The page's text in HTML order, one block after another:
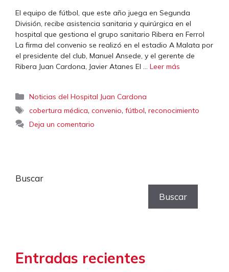
El equipo de fútbol, que este año juega en Segunda
División, recibe asistencia sanitaria y quirúrgica en el
hospital que gestiona el grupo sanitario Ribera en Ferrol
La firma del convenio se realizó en el estadio A Malata por
el presidente del club, Manuel Ansede, y el gerente de
Ribera Juan Cardona, Javier Atanes El … Leer más
Categorías
Noticias del Hospital Juan Cardona
Etiquetas
cobertura médica,convenio,fútbol,reconocimiento
Deja un comentario
Buscar
Buscar
Entradas recientes